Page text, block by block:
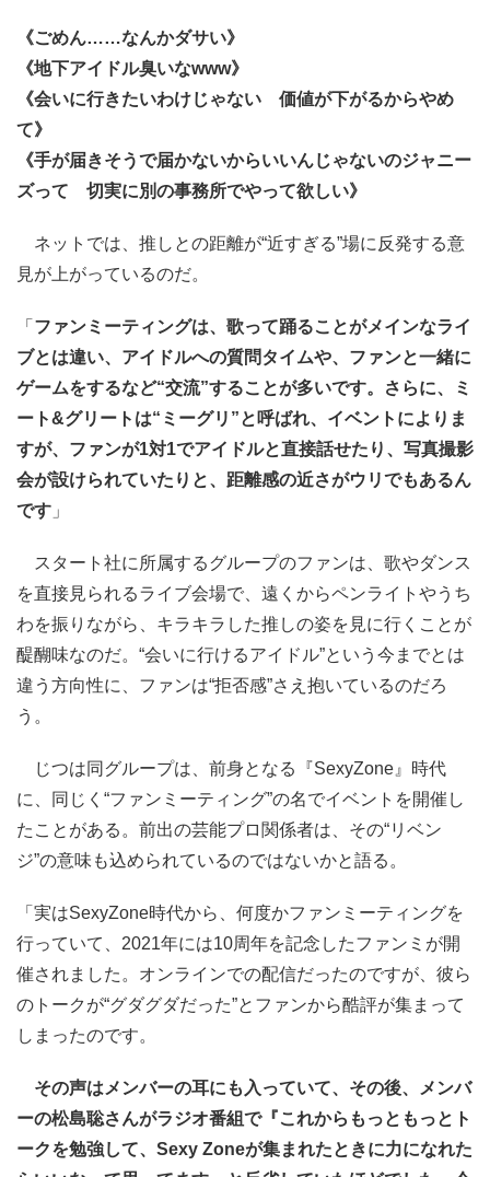
《ごめん……なんかダサい》
《地下アイドル臭いなwww》
《会いに行きたいわけじゃない 価値が下がるからやめ
て》
《手が届きそうで届かないからいいんじゃないのジャニー
ズって 切実に別の事務所でやって欲しい》
ネットでは、推しとの距離が“近すぎる”場に反発する意
見が上がっているのだ。
「 ファンミーティングは、歌って踊ることがメインなライ
ブとは違い、アイドルへの質問タイムや、ファンと一緒に
ゲームをするなど“交流”することが多いです。さらに、ミ
ート&グリートは“ミーグリ”と呼ばれ、イベントによりま
すが、ファンが1対1でアイドルと直接話せたり、写真撮影
会が設けられていたりと、距離感の近さがウリでもあるん
です 」
スタート社に所属するグループのファンは、歌やダンス
を直接見られるライブ会場で、遠くからペンライトやうち
わを振りながら、キラキラした推しの姿を見に行くことが
醍醐味なのだ。“会いに行けるアイドル”という今までとは
違う方向性に、ファンは“拒否感”さえ抱いているのだろ
う。
じつは同グループは、前身となる『SexyZone』時代
に、同じく“ファンミーティング”の名でイベントを開催し
たことがある。前出の芸能プロ関係者は、その“リベン
ジ”の意味も込められているのではないかと語る。
「実はSexyZone時代から、何度かファンミーティングを
行っていて、2021年には10周年を記念したファンミが開
催されました。オンラインでの配信だったのですが、彼ら
のトークが“グダグダだった”とファンから酷評が集まって
しまったのです。
その声はメンバーの耳にも入っていて、その後、メンバ
ーの松島聡さんがラジオ番組で『これからもっともっとト
ークを勉強して、Sexy Zoneが集まれたときに力になれた